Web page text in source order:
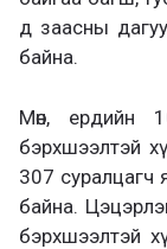
д заасны
байна.
Мөн, ердийн
бэрхшээлтэй
307 суралцагч
байна.
бэрхшээлтэй